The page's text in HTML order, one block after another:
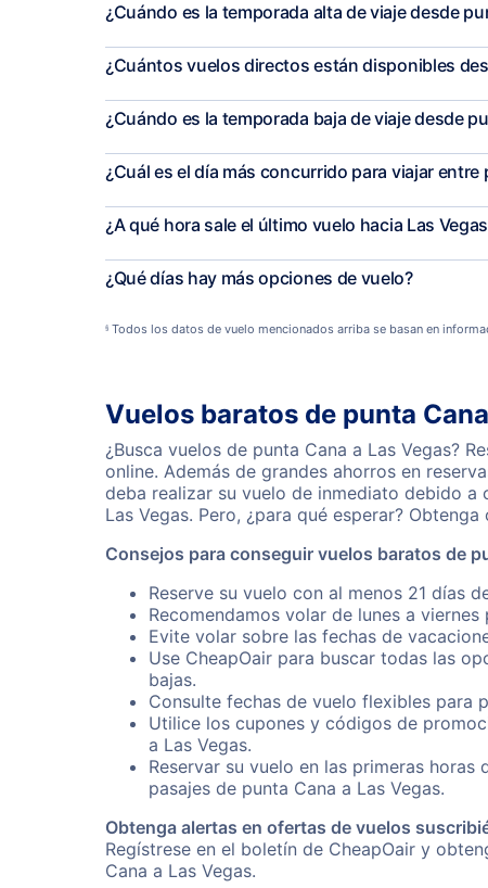
¿Cuándo es la temporada alta de viaje desde
¿Cuántos vuelos directos están disponibles
¿Cuándo es la temporada baja de viaje desde
¿Cuál es el día más concurrido para viajar entre
¿A qué hora sale el último vuelo hacia Las
¿Qué días hay más opciones de vuelo?
§ Todos los datos de vuelo mencionados arriba se basan en
Vuelos baratos de punta
¿Busca vuelos de punta Cana a Las Vegas?
online. Además de grandes ahorros en
deba realizar su vuelo de inmediato debido
Las Vegas. Pero, ¿para qué esperar?
Consejos para conseguir vuelos baratos de
Reserve su vuelo con al menos 21 días
Recomendamos volar de lunes a
Evite volar sobre las fechas de
Use CheapOair para buscar todas las
bajas.
Consulte fechas de vuelo flexibles para
Utilice los cupones y códigos de
a Las Vegas.
Reservar su vuelo en las primeras
pasajes de punta Cana a Las Vegas.
Obtenga alertas en ofertas de vuelos
Regístrese en el boletín de CheapOair y
Cana a Las Vegas.